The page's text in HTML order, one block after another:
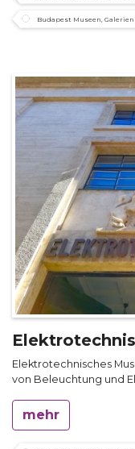
Budapest Museen, Galerien
Elektrotechnisches
von Beleuchtung und
mehr